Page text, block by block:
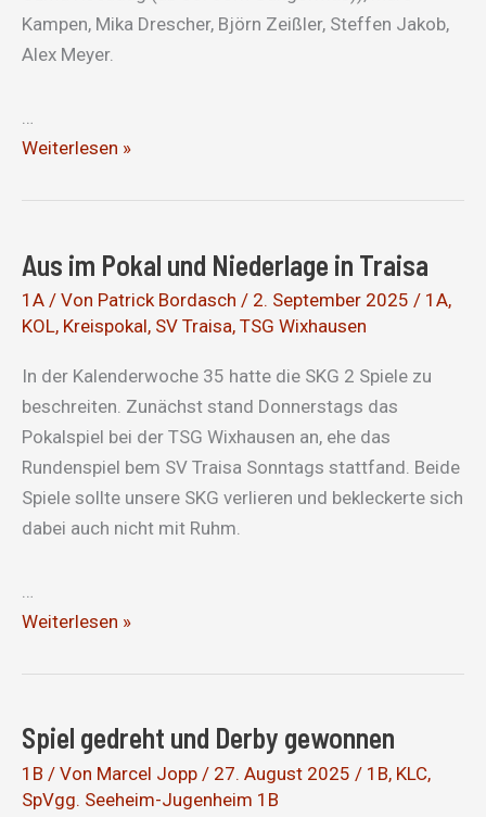
Kampen, Mika Drescher, Björn Zeißler, Steffen Jakob,
Alex Meyer.
…
Nicht
aber
Weiterlesen »
Aus im Pokal und Niederlage in Traisa
1A / Von Patrick Bordasch / 2. September 2025 / 1A,
KOL, Kreispokal, SV Traisa, TSG Wixhausen
In der Kalenderwoche 35 hatte die SKG 2 Spiele zu
beschreiten. Zunächst stand Donnerstags das
Pokalspiel bei der TSG Wixhausen an, ehe das
Rundenspiel bem SV Traisa Sonntags stattfand. Beide
Spiele sollte unsere SKG verlieren und bekleckerte sich
dabei auch nicht mit Ruhm.
Aus
Pokal
Niederlage
in
Traisa
Weiterlesen »
Spiel gedreht und Derby gewonnen
1B / Von Marcel Jopp / 27. August 2025 / 1B, KLC,
SpVgg. Seeheim-Jugenheim 1B